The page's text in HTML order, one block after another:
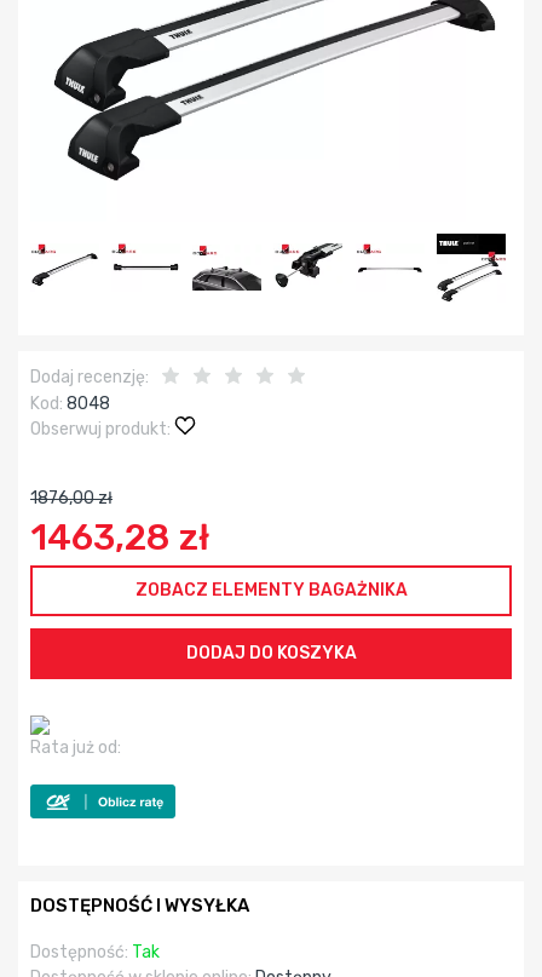
Dodaj recenzję:
Kod: 8048
Obserwuj produkt:
1876,00 zł
1463,28 zł
ZOBACZ ELEMENTY BAGAŻNIKA
Rata już od:
DOSTĘPNOŚĆ I WYSYŁKA
Dostępność: Tak